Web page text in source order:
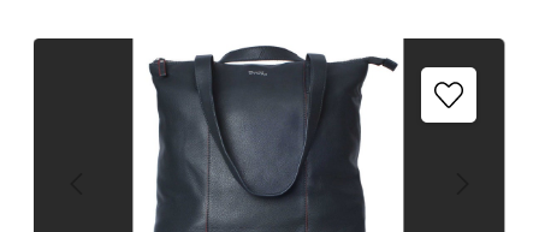
Bildergalerie überspringen